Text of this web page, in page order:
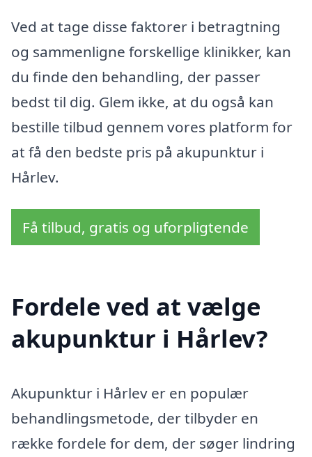
Ved at tage disse faktorer i betragtning
og sammenligne forskellige klinikker, kan
du finde den behandling, der passer
bedst til dig. Glem ikke, at du også kan
bestille tilbud gennem vores platform for
at få den bedste pris på akupunktur i
Hårlev.
Få tilbud, gratis og uforpligtende
Fordele ved at vælge
akupunktur i Hårlev?
Akupunktur i Hårlev er en populær
behandlingsmetode, der tilbyder en
række fordele for dem, der søger lindring